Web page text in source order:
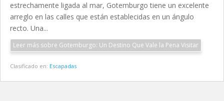
estrechamente ligada al mar, Gotemburgo tiene un excelente
arreglo en las calles que están establecidas en un ángulo
recto. Una...
Leer más sobre Gotemburgo: Un Destino Que Vale la Pena Visitar
Clasificado en: Escapadas